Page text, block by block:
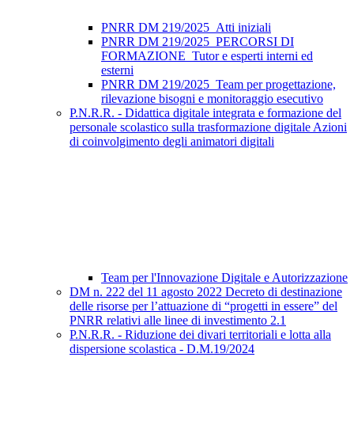
PNRR DM 219/2025_Atti iniziali
PNRR DM 219/2025_PERCORSI DI
FORMAZIONE_Tutor e esperti interni ed
esterni
PNRR DM 219/2025_Team per progettazione,
rilevazione bisogni e monitoraggio esecutivo
P.N.R.R. - Didattica digitale integrata e formazione del
personale scolastico sulla trasformazione digitale Azioni
di coinvolgimento degli animatori digitali
Team per l'Innovazione Digitale e Autorizzazione
DM n. 222 del 11 agosto 2022 Decreto di destinazione
delle risorse per l’attuazione di “progetti in essere” del
PNRR relativi alle linee di investimento 2.1
P.N.R.R. - Riduzione dei divari territoriali e lotta alla
dispersione scolastica - D.M.19/2024